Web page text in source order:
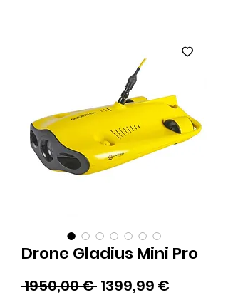
Drone Gladius Mini Pro
1950,00 € Prezzo
1399,99 €Prezzo